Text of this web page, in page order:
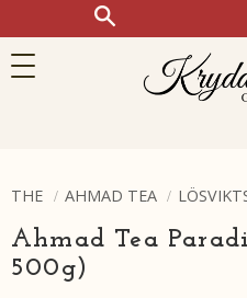
THE AHMAD TEA
Ahmad Tea
500g)